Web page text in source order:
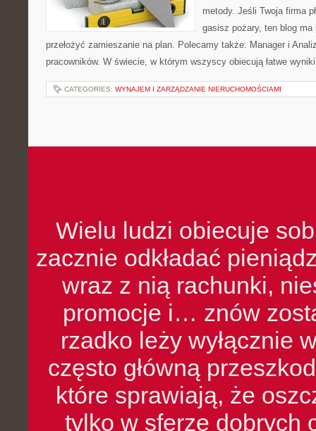
metody. Jeśli Twoja firma
gasisz pożary, ten blog ma
przełożyć zamieszanie na plan. Polecamy także: Manager i
pracowników. W świecie, w którym wszyscy obiecują łatwe
CATEGORIES: WYNAJEM I ZARZĄDZANIE NIERUCHOMOŚCIAMI
Wielu ludzi obiecuje
zacznie odkładać
wraz z nią rachunki,
promocje i… znów
rzadko leży wyłącznie
często główną
które sprawiają, że
tylko w sferze dobrych